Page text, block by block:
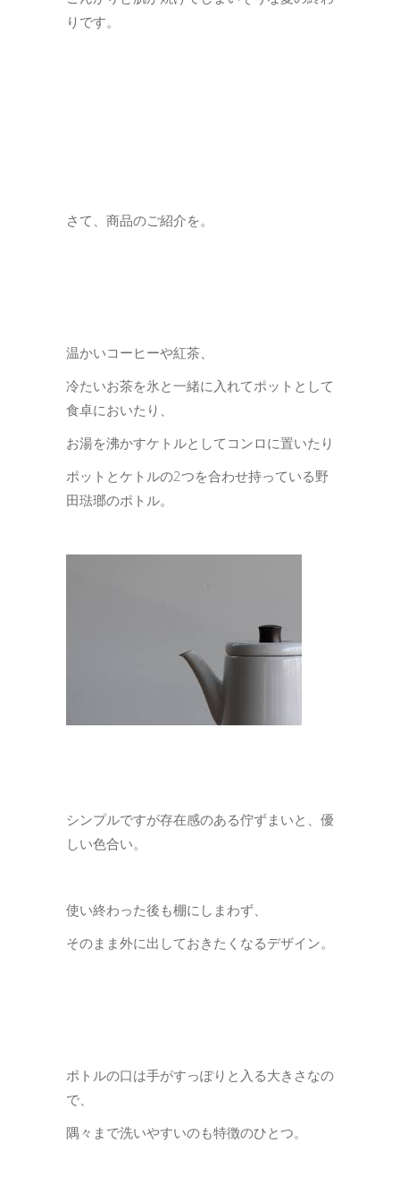
りです。
さて、商品のご紹介を。
温かいコーヒーや紅茶、
冷たいお茶を氷と一緒に入れてポットとして
食卓においたり、
お湯を沸かすケトルとしてコンロに置いたり
ポットとケトルの2つを合わせ持っている野
田琺瑯のポトル。
シンプルですが存在感のある佇ずまいと、優
しい色合い。
使い終わった後も棚にしまわず、
そのまま外に出しておきたくなるデザイン。
ポトルの口は手がすっぽりと入る大きさなの
で、
隅々まで洗いやすいのも特徴のひとつ。